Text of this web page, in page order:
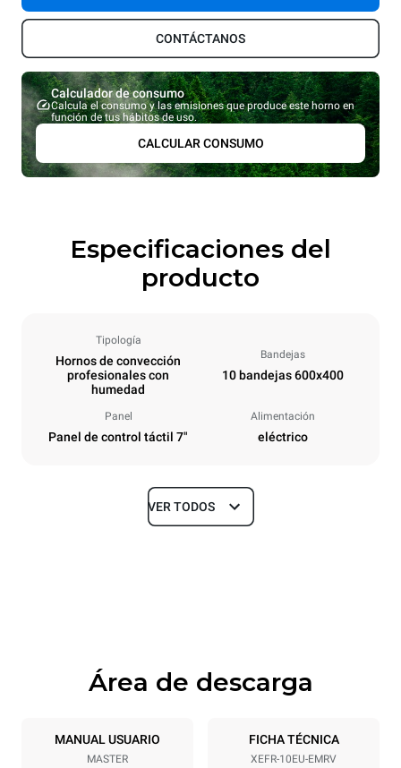
CONTÁCTANOS
Calculador de consumo
Calcula el consumo y las emisiones que produce este horno en
función de tus hábitos de uso.
CALCULAR CONSUMO
Especificaciones del
producto
Tipología
Hornos de convección
profesionales con
humedad
Bandejas
10 bandejas 600x400
Panel
Panel de control táctil 7"
Alimentación
eléctrico
Tamaños
Especificaciones de la bandeja
10 600x400
Distancia entre bandejas
VER TODOS
Área de descarga
MANUAL USUARIO
MASTER
FICHA TÉCNICA
XEFR-10EU-EMRV